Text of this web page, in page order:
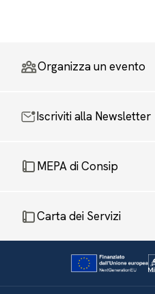
Organizza un evento
Iscriviti alla Newsletter
MEPA di Consip
Carta dei Servizi